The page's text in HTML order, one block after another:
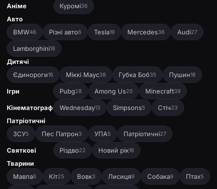
Аніме Куромі36
Авто
BMW46 Різні авто6 Tesla19 Mercedes36 Audi27
Lamborghini18
Дитячі
Єдинороги16 Міккі Маус38 Губка Боб35 Пушин18
Ігри Pubg28 Among Us20 Minecraft39
Кінематограф Wednesday13 Simpsons5 Стіч23
Патріотичні
ЗСУ5 Пес Патрон3 УПА5 Патріотичні27
Святкові Різдво22 Новий рік16
Тварини
Мавпа6 Кіт25 Вовк3 Лисиця9 Собака9 Птах5